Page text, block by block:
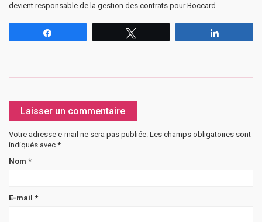
devient responsable de la gestion des contrats pour Boccard.
Laisser un commentaire
Votre adresse e-mail ne sera pas publiée. Les champs obligatoires sont
indiqués avec *
Nom *
E-mail *